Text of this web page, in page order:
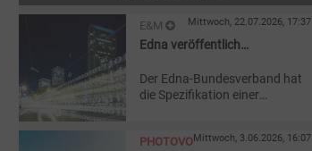
E&M
IT
Mittwoch, 22.07.2026, 17:37
Edna veröffentlich
Steuerung von Anlagen
Der Edna-Bundesverband hat
die Spezifikation einer
Niederspannungsleitsystemen
PHOTOVOLTAIKMittwoch, 3.06.2026, 16:07